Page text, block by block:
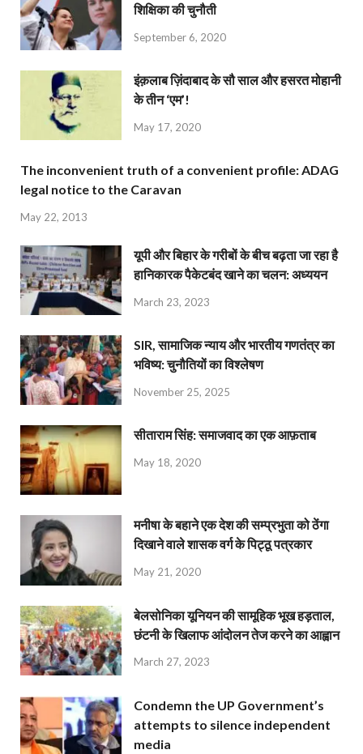
शिक्षिका की चुनौती
September 6, 2020
इंक़लाब ज़िंदाबाद के सौ साल और हसरत मोहानी
के तीन ‘एम’!
May 17, 2020
The inconvenient truth of a convenient profile: ADAG
legal notice to the Caravan
May 22, 2013
यूपी और बिहार के गरीबों के बीच बढ़ता जा रहा है
हानिकारक पैकेटबंद खाने का चलन: अध्ययन
March 23, 2023
SIR, सामाजिक न्याय और भारतीय गणतंत्र का
भविष्य: चुनौतियों का विश्लेषण
November 25, 2025
सीताराम सिंह: समाजवाद का एक आफ़ताब
May 18, 2020
मनीषा के बहाने एक देश की सम्प्रभुता को ठेंगा
दिखाने वाले शासक वर्ग के पिट्ठू पत्रकार
May 21, 2020
बेलसोनिका यूनियन की सामूहिक भूख हड़ताल,
छंटनी के खिलाफ आंदोलन तेज करने का आह्वान
March 27, 2023
Condemn the UP Government’s
attempts to silence independent
media